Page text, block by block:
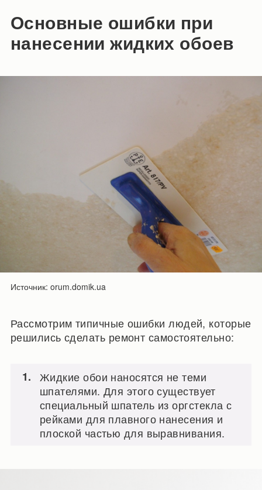
Основные ошибки при
нанесении жидких обоев
Источник: orum.domik.ua
Рассмотрим типичные ошибки людей, которые
решились сделать ремонт самостоятельно:
Жидкие обои наносятся не теми
шпателями. Для этого существует
специальный шпатель из оргстекла с
рейками для плавного нанесения и
плоской частью для выравнивания.